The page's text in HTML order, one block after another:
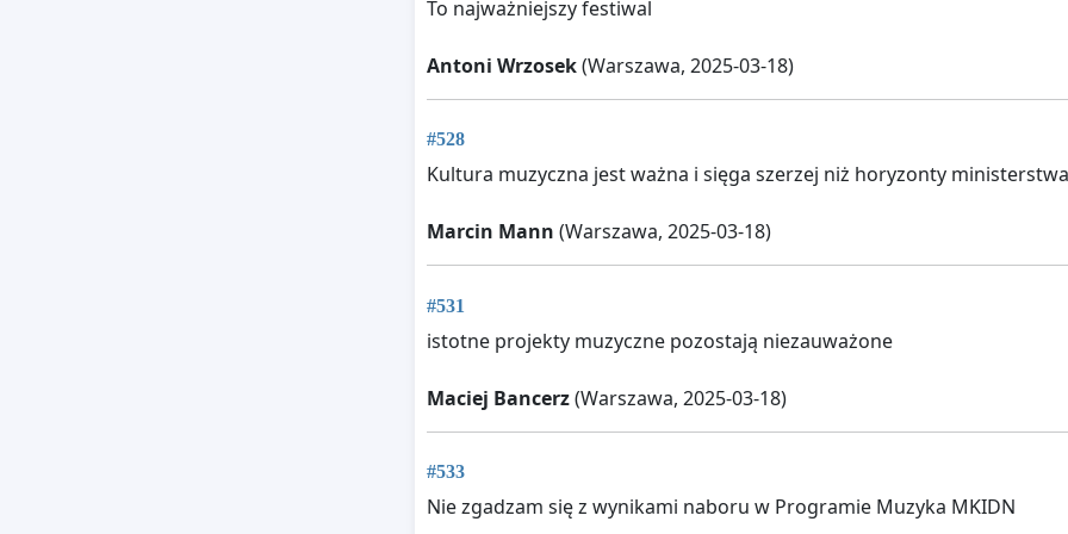
To najważniejszy festiwal
Antoni Wrzosek(Warszawa, 2025-03-18)
#528
Kultura muzyczna jest ważna i sięga szerzej niż horyzonty ministerstwa
Marcin Mann (Warszawa, 2025-03-18)
#531
istotne projekty muzyczne pozostają niezauważone
Maciej Bancerz(Warszawa, 2025-03-18)
#533
Nie zgadzam się z wynikami naboru w Programie Muzyka MKIDN